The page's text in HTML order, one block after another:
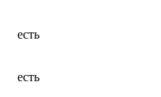
есть
есть